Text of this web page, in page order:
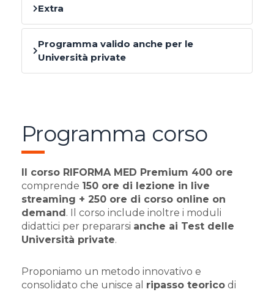
Extra
Programma valido anche per le
Università private
Programma corso
Il corso RIFORMA MED Premium 400 ore
comprende 150 ore di lezione in live
streaming + 250 ore di corso online on
demand . Il corso include inoltre i moduli
didattici per prepararsi anche ai Test delle
Università private.
Proponiamo un metodo innovativo e
consolidato che unisce al ripasso teorico di